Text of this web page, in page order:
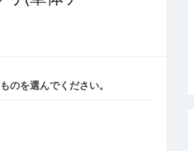
のを選んでください。